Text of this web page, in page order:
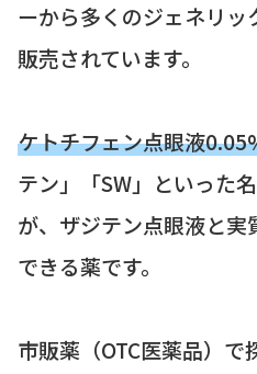
ーから多くのジェネリ
販売されています。
ケトチフェン点眼液
テン」「SW」といった
が、ザジテン点眼液と
できる薬です。
市販薬（OTC医薬品）